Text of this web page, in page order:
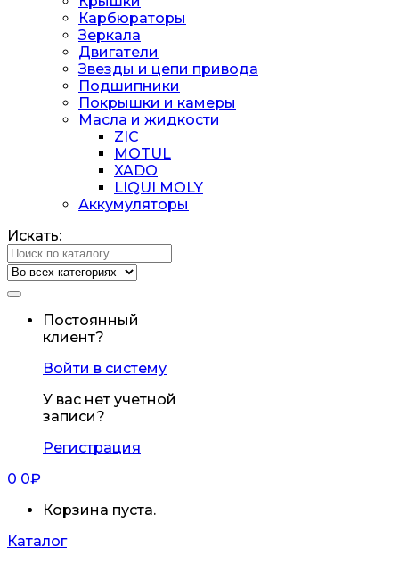
Карбюраторы
Зеркала
Двигатели
Звезды и цепи привода
Подшипники
Покрышки и камеры
Масла и жидкости
ZIC
MOTUL
XADO
LIQUI MOLY
Аккумуляторы
Искать:
Постоянный
клиент?
Войти в систему
У вас нет учетной
записи?
Регистрация
0 0₽
Корзина пуста.
Каталог